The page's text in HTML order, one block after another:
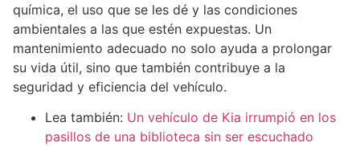
química, el uso que se les dé y las condiciones
ambientales a las que estén expuestas. Un
mantenimiento adecuado no solo ayuda a prolongar
su vida útil, sino que también contribuye a la
seguridad y eficiencia del vehículo.
Lea también: Un vehículo de Kia irrumpió en los
pasillos de una biblioteca sin ser escuchado